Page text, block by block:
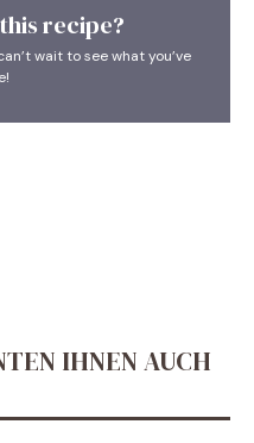
recipe?
wait to see what you’ve
IHNEN AUCH